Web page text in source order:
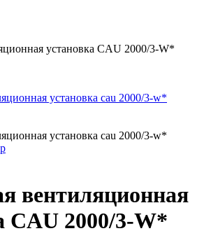
установка CAU 2000/3-W*
вентиляционная
CAU 2000/3-W*